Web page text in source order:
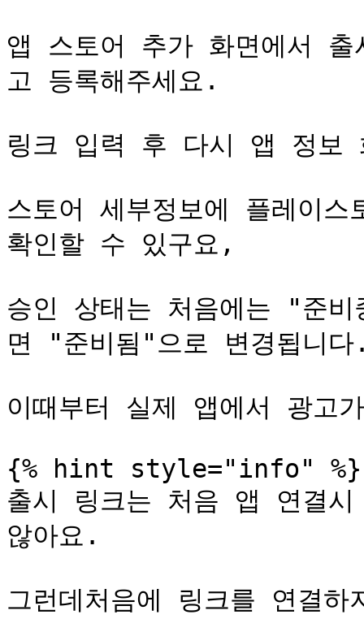
앱 스토어 추가 화면에서
고 등록해주세요.
링크 입력 후 다시 앱 정보
스토어 세부정보에 플레이
확인할 수 있구요,
승인 상태는 처음에는 "준
면 "준비됨"으로 변경됩니
이때부터 실제 앱에서 광고
{% hint style="info" %}
출시 링크는 처음 앱 연결
않아요.
그런데처음에 링크를 연결